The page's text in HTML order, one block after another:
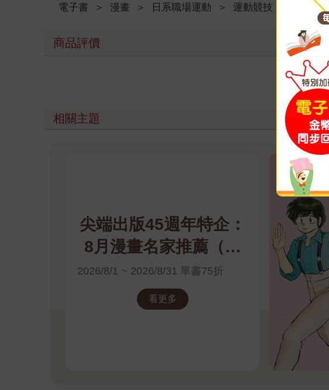
電子書 ＞ 漫畫 ＞ 日系職場運動 ＞ 運動競技
商品評價
相關主題
尖端出版45週年特企：
8月漫畫名家推薦（高
橋留美子）電子書展
2026/8/1 ~ 2026/8/31 單書75折
看更多